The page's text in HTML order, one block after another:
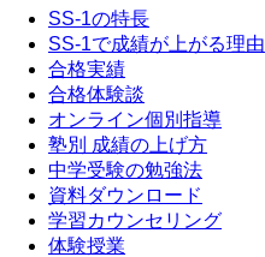
SS-1の特長
SS-1で成績が上がる理由
合格実績
合格体験談
オンライン個別指導
塾別 成績の上げ方
中学受験の勉強法
資料ダウンロード
学習カウンセリング
体験授業